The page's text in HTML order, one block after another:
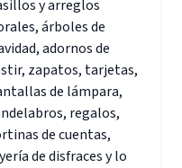
y arreglos
árboles de
adornos de
zapatos, tarjetas,
de lámpara,
regalos,
de cuentas,
de disfraces y lo